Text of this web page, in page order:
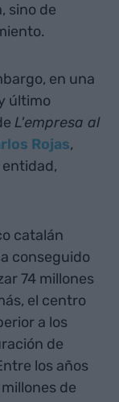
sino de
en una
último
L'empresa al
Rojas,
catalán
conseguido
74 millones
el centro
a los
de
los años
de